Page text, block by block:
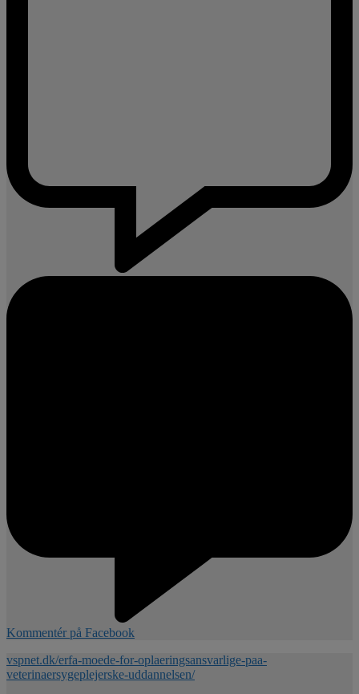
Kommentér på Facebook
vspnet.dk/erfa-moede-for-oplaeringsansvarlige-paa-
veterinaersygeplejerske-uddannelsen/